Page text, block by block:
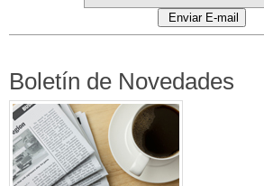
Boletín de Novedades